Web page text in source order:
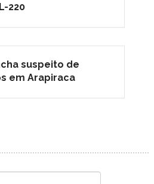
220
suspeito de
em Arapiraca